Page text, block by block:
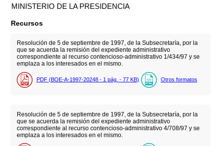
MINISTERIO DE LA PRESIDENCIA
Recursos
Resolución de 5 de septiembre de 1997, de la Subsecretaría, por la
que se acuerda la remisión del expediente administrativo
correspondiente al recurso contencioso-administrativo 1/434/97 y se
emplaza a los interesados en el mismo.
PDF (BOE-A-1997-20248 - 1 pág. - 77 KB) Otros formatos
Resolución de 5 de septiembre de 1997, de la Subsecretaría, por la
que se acuerda la remisión del expediente administrativo
correspondiente al recurso contencioso-administrativo 4/708/97 y se
emplaza a los interesados en el mismo.